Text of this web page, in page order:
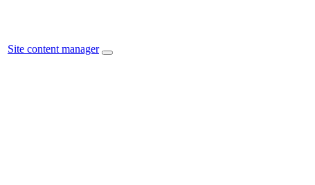
Site content manager